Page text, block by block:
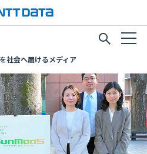
社会へ届けるメディア